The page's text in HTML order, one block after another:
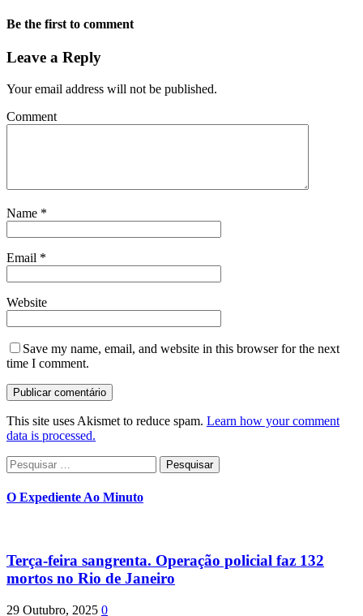
Be the first to comment
Leave a Reply
Your email address will not be published.
Comment
Name *
Email *
Website
Save my name, email, and website in this browser for the next
time I comment.
This site uses Akismet to reduce spam. Learn how your comment
data is processed.
Pesquisar
por:
O Expediente Ao Minuto
Terça-feira sangrenta. Operação policial faz 132
mortos no Rio de Janeiro
29 Outubro, 2025 0